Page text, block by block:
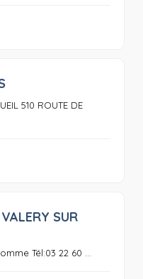
510 ROUTE DE
SUR
Tél:03 22 60 ...